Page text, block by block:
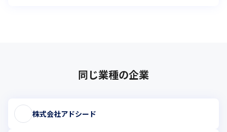
同じ業種の企業
株式会社アドシード